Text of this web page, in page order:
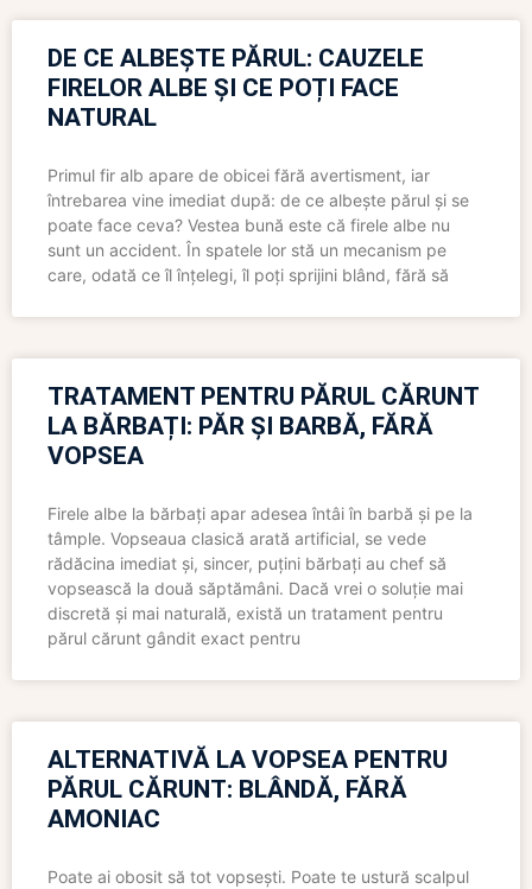
DE CE ALBEȘTE PĂRUL: CAUZELE
FIRELOR ALBE ȘI CE POȚI FACE
NATURAL
Primul fir alb apare de obicei fără avertisment, iar
întrebarea vine imediat după: de ce albește părul și se
poate face ceva? Vestea bună este că firele albe nu
sunt un accident. În spatele lor stă un mecanism pe
care, odată ce îl înțelegi, îl poți sprijini blând, fără să
TRATAMENT PENTRU PĂRUL CĂRUNT
LA BĂRBAȚI: PĂR ȘI BARBĂ, FĂRĂ
VOPSEA
Firele albe la bărbați apar adesea întâi în barbă și pe la
tâmple. Vopseaua clasică arată artificial, se vede
rădăcina imediat și, sincer, puțini bărbați au chef să
vopsească la două săptămâni. Dacă vrei o soluție mai
discretă și mai naturală, există un tratament pentru
părul cărunt gândit exact pentru
ALTERNATIVĂ LA VOPSEA PENTRU
PĂRUL CĂRUNT: BLÂNDĂ, FĂRĂ
AMONIAC
Poate ai obosit să tot vopsești. Poate te ustură scalpul